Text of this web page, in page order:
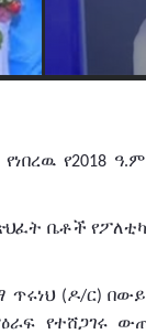
የ2018 ዓ.ም
ቤቶች
ጥሩነህ(ዶ/ር)
የተሸጋገሩ